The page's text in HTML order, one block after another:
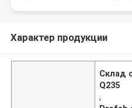
Характер продукции
Склад
Q235
,